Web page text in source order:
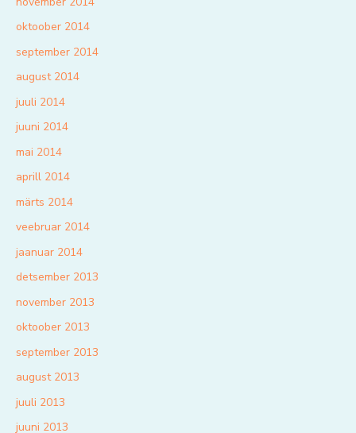
oktoober 2014
september 2014
august 2014
juuli 2014
juuni 2014
mai 2014
aprill 2014
märts 2014
veebruar 2014
jaanuar 2014
detsember 2013
november 2013
oktoober 2013
september 2013
august 2013
juuli 2013
juuni 2013